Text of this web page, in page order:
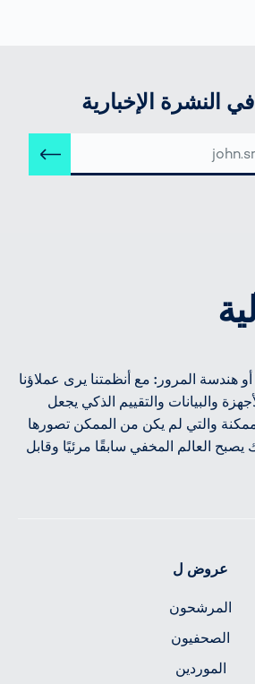
النشرة الإخبارية
هندسة المرور: مع أنظمتنا يرى عملاؤنا
والبيانات والتقييم الذكي يجعل
ممكنة والتي لم يكن من الممكن تصورها
العالم المخفي سابقًا مرئيًا وقابل
عروض ل
المرشحون
الصحفيون
الموردين